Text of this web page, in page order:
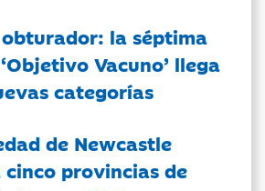
la séptima
Vacuno’ llega
categorías
de Newcastle
provincias de